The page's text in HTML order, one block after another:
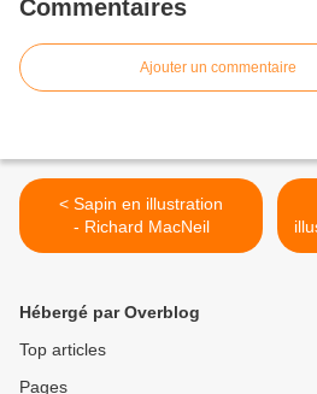
Commentaires
Ajouter un commentaire
< Sapin en illustration
- Richard MacNeil
Hébergé par Overblog
Top articles
Pages